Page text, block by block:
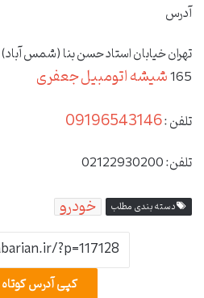
آدرس
تهران خیابان استاد حسن بنا (شمس
165شیشه اتومبیل جعفری
تلفن :09196543146
تلفن: 02122930200
دسته بندی مطلب خودرو
کپی آدرس